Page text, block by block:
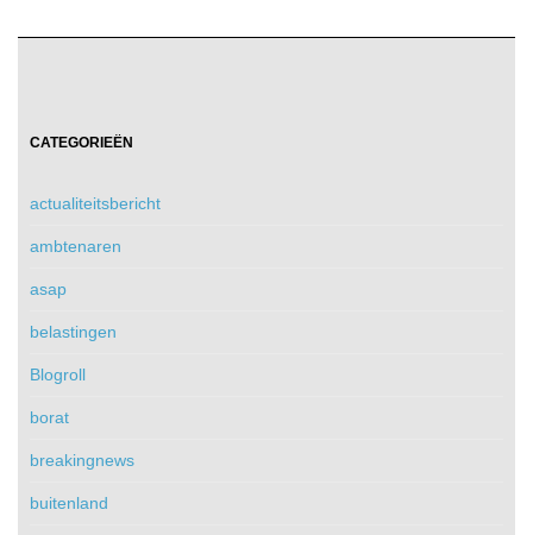
CATEGORIEËN
actualiteitsbericht
ambtenaren
asap
belastingen
Blogroll
borat
breakingnews
buitenland